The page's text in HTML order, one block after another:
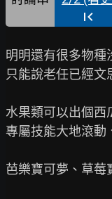
明明還有很多物種
只能說老任已經文
水果類可以出個西
專屬技能大地滾動
芭樂寶可夢、草莓